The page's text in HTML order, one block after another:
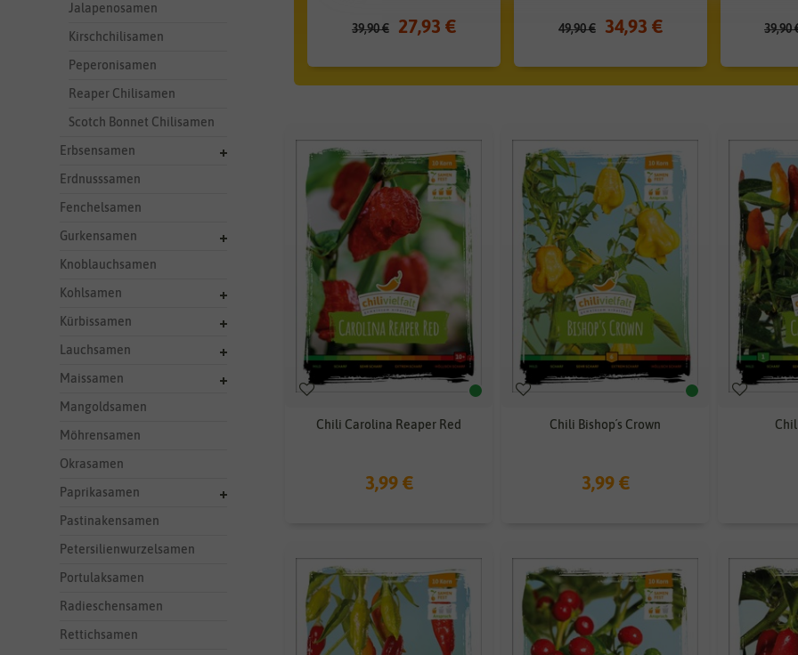
Jalapenosamen
Kirschchilisamen
Peperonisamen
Reaper Chilisamen
Scotch Bonnet Chilisamen
Erbsensamen
Erdnusssamen
Fenchelsamen
Gurkensamen
Knoblauchsamen
Kohlsamen
Kürbissamen
Lauchsamen
Maissamen
Mangoldsamen
Möhrensamen
Okrasamen
Paprikasamen
Pastinakensamen
Petersilienwurzelsamen
Portulaksamen
Radieschensamen
Rettichsamen
39,90 € 27,93 € 49,90 € 34,93 € 39,90
Chili Carolina Reaper Red
3,99 €
Chili Bishop´s Crown
3,99 €